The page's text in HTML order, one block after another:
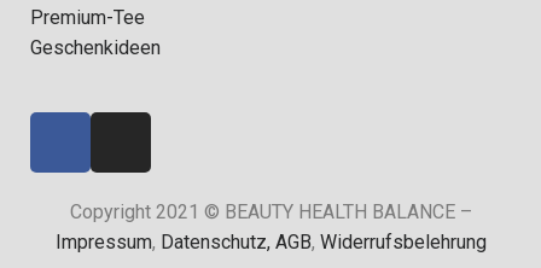
Premium-Tee
Geschenkideen
Copyright 2021 © BEAUTY HEALTH BALANCE –
Impressum, Datenschutz, AGB, Widerrufsbelehrung